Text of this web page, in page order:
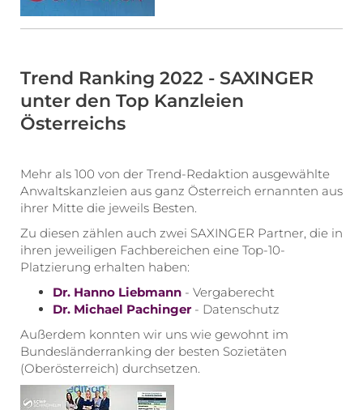
Trend Ranking 2022 - SAXINGER
unter den Top Kanzleien
Österreichs
Mehr als 100 von der Trend-Redaktion ausgewählte
Anwaltskanzleien aus ganz Österreich ernannten aus
ihrer Mitte die jeweils Besten.
Zu diesen zählen auch zwei SAXINGER Partner, die in
ihren jeweiligen Fachbereichen eine Top-10-
Platzierung erhalten haben:
Dr. Hanno Liebmann - Vergaberecht
Dr. Michael Pachinger - Datenschutz
Außerdem konnten wir uns wie gewohnt im
Bundesländerranking der besten Sozietäten
(Oberösterreich) durchsetzen.